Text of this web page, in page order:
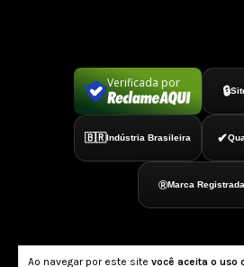
Ao navegar por este site você aceita o uso
Verificada por
🔒
🇧🇷Indústria Brasileira ✔
®Marca Registrada